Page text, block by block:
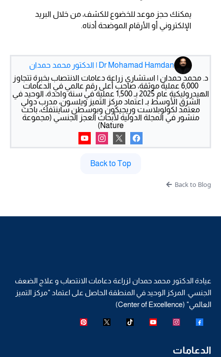
يمكنك حجز موعد للخضوع للكشف، من خلال البريد
الإلكتروني أو الأرقام الموضحة أدناه.
Dr Mohamad Hamdan | الدكتور محمد حمدان
د. محمد حمدان | استشاري زراعة دعامات الانتصاب بخبرة تتجاوز
6,000 عملية موثقة، صاحب أعلى رقم عالمي في الدعامات
الهيدروليكية عام 2025 بـ 1,500 عملية في سنة واحدة، الوحيد في
الشرق الأوسط بـ اعتماد مركز التميز ويلسون، مدرب دولي
معتمد لكولوبلاست وريجيكون وبوسطن ساينتفك، باحث
منشور في المجلة الدولية لأبحاث العجز الجنسي (مجموعة
Nature)
Back to Top
Back to Blog
عيادة الدكتور محمد حمدان لزراعة دعامات الانتصاب و علاج الضعف
الجنسي. المركز الوحيد في المنطقة الحاصل على اعتماد "مركز التميز
العالمي" (Center of Excellence)
الدعامات